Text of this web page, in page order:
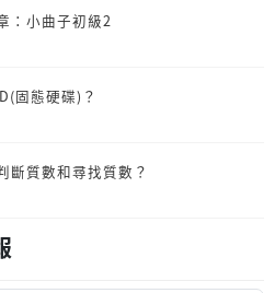
：小曲子初級2
固態硬碟)？
斷質數和尋找質數？